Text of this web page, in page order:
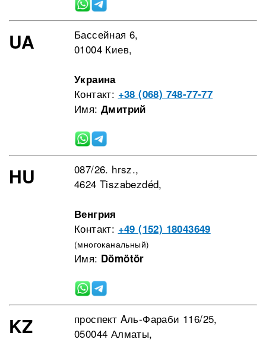
UA
Бассейная 6,
01004 Киев,
Украина
Контакт: +38 (068) 748-77-77
Имя: Дмитрий
HU
087/26. hrsz.,
4624 Tiszabezdéd,
Венгрия
Контакт: +49 (152) 18043649
(многоканальный)
Имя: Dömötör
KZ
проспект Aль-Фараби 116/25,
050044 Алматы,